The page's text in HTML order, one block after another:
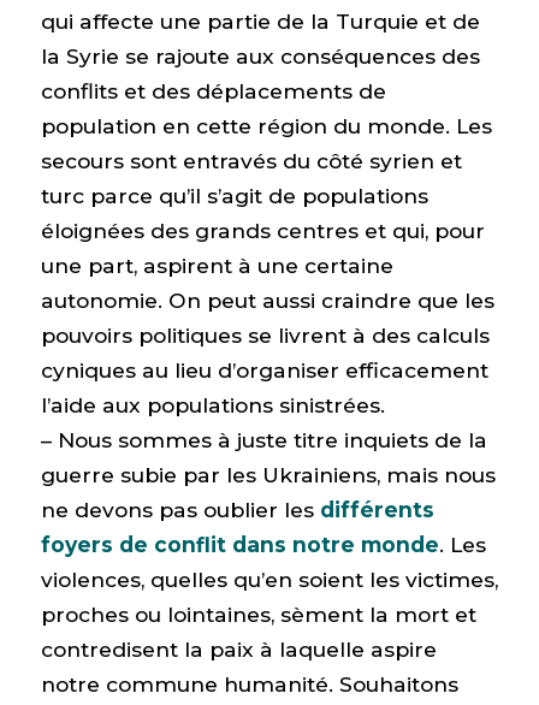
qui affecte une partie de la Turquie et de
la Syrie se rajoute aux conséquences des
conflits et des déplacements de
population en cette région du monde. Les
secours sont entravés du côté syrien et
turc parce qu’il s’agit de populations
éloignées des grands centres et qui, pour
une part, aspirent à une certaine
autonomie. On peut aussi craindre que les
pouvoirs politiques se livrent à des calculs
cyniques au lieu d’organiser efficacement
l’aide aux populations sinistrées.
– Nous sommes à juste titre inquiets de la
guerre subie par les Ukrainiens, mais nous
ne devons pas oublier les différents
foyers de conflit dans notre monde. Les
violences, quelles qu’en soient les victimes,
proches ou lointaines, sèment la mort et
contredisent la paix à laquelle aspire
notre commune humanité. Souhaitons